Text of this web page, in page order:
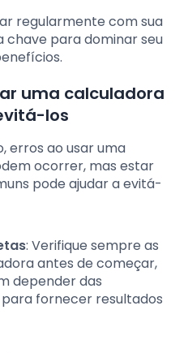
regularmente com sua
chave para dominar seu
uma calculadora
los
erros ao usar uma
ocorrer, mas estar
pode ajudar a evitá-
: Verifique sempre as
antes de começar,
depender das
fornecer resultados